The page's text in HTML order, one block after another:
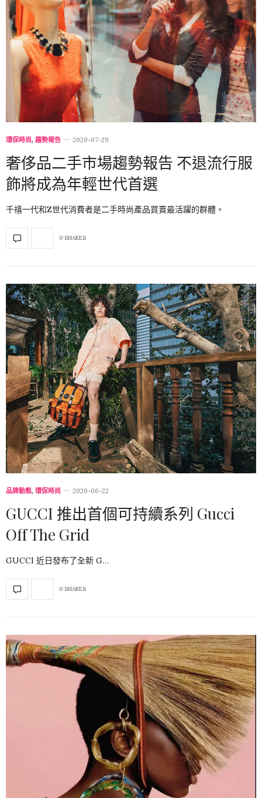
環保時尚, 趨勢報告 2020-07-29
奢侈品二手市場趨勢報告 不退流行服
飾將成為年輕世代首選
千禧一代和Z世代消費者是二手時尚產品買賣最活躍的群體。
0 SHARES
品牌動態, 環保時尚 2020-06-22
GUCCI 推出首個可持續系列 Gucci
Off The Grid
GUCCI 近日發布了全新 G…
0 SHARES